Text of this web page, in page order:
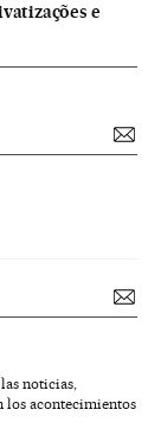
e
noticias,
los acontecimientos